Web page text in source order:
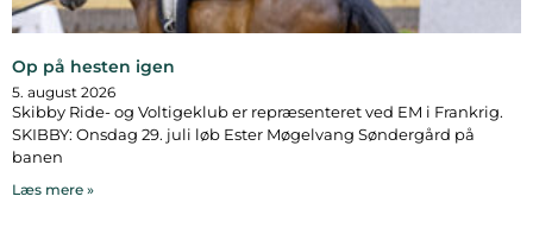
Op på hesten igen
5. august 2026
Skibby Ride- og Voltigeklub er repræsenteret ved EM i Frankrig.
SKIBBY: Onsdag 29. juli løb Ester Møgelvang Søndergård på
banen
Læs mere »